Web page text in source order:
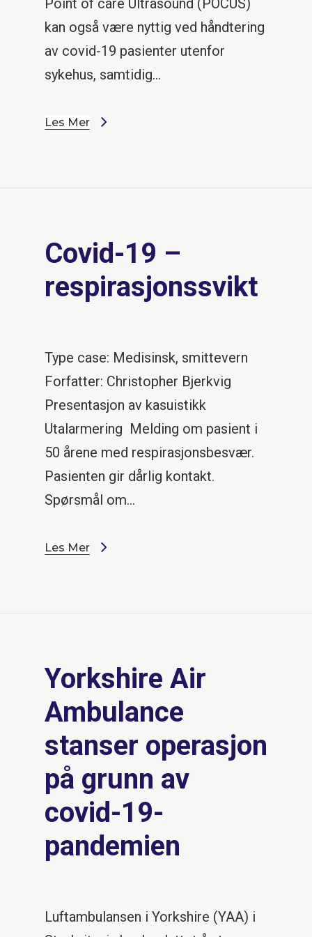
kan også være nyttig ved håndtering
av covid-19 pasienter utenfor
sykehus, samtidig…
Les Mer
Covid-19 –
respirasjonssvikt
Type case: Medisinsk, smittevern
Forfatter: Christopher Bjerkvig
Presentasjon av kasuistikk
Utalarmering Melding om pasient i
50 årene med respirasjonsbesvær.
Pasienten gir dårlig kontakt.
Spørsmål om…
Les Mer
Yorkshire Air
Ambulance
stanser operasjon
på grunn av
covid-19-
pandemien
Luftambulansen i Yorkshire (YAA) i